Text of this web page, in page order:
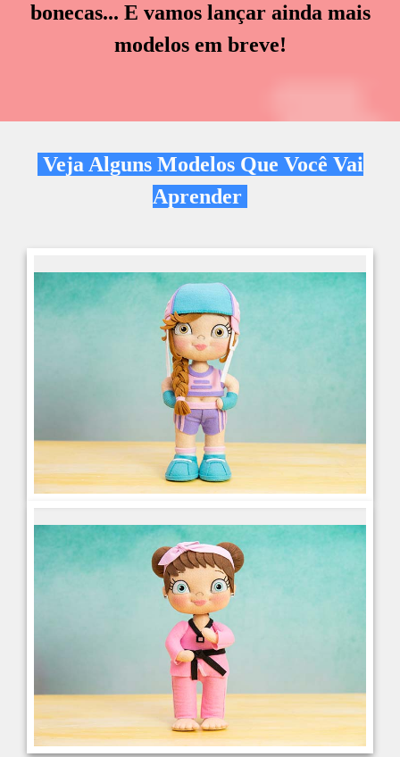
bonecas... E vamos lançar ainda mais
modelos em breve!
Veja Alguns Modelos Que Você Vai
Aprender